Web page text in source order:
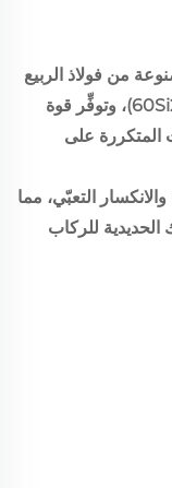
من فولاذ الربيع
عالي الجودة المقاوم للإجهاد المتكرر (60Si2Mn)، وتوفِّر قوة
المتكررة على
التعبّي، مما
للركاب